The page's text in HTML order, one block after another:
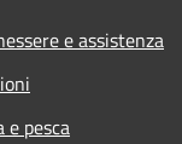
e assistenza
pesca